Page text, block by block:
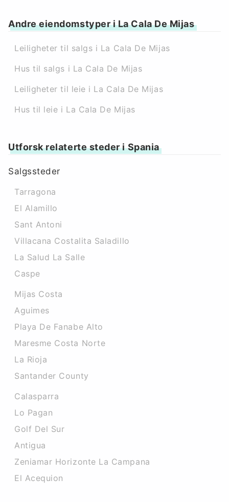
Andre eiendomstyper i La Cala De Mijas
Leiligheter til salgs i La Cala De Mijas
Hus til salgs i La Cala De Mijas
Leiligheter til leie i La Cala De Mijas
Hus til leie i La Cala De Mijas
Utforsk relaterte steder i Spania
Salgssteder
Tarragona
El Alamillo
Sant Antoni
Villacana Costalita Saladillo
La Salud La Salle
Caspe
Mijas Costa
Aguimes
Playa De Fanabe Alto
Maresme Costa Norte
La Rioja
Santander County
Calasparra
Lo Pagan
Golf Del Sur
Antigua
Zeniamar Horizonte La Campana
El Acequion